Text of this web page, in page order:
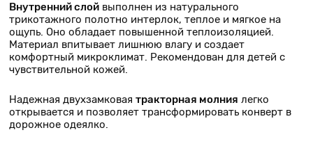
Внутренний слой выполнен из натурального
трикотажного полотно интерлок, теплое и мягкое на
ощупь. Оно обладает повышенной теплоизоляцией.
Материал впитывает лишнюю влагу и создает
комфортный микроклимат. Рекомендован для детей с
чувствительной кожей.
Надежная двухзамковая тракторная молния легко
открывается и позволяет трансформировать конверт в
дорожное одеялко.